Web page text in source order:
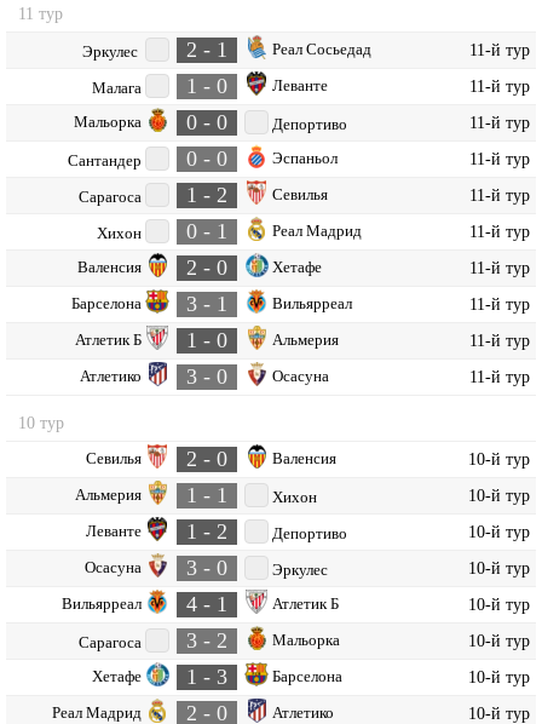
11 тур
Эркулес 2 - 1 Реал Сосьедад 11-й тур
Малага 1 - 0 Леванте 11-й тур
Мальорка 0 - 0 Депортиво 11-й тур
Сантандер 0 - 0 Эспаньол 11-й тур
Сарагоса 1 - 2 Севилья 11-й тур
Хихон 0 - 1 Реал Мадрид 11-й тур
Валенсия 2 - 0 Хетафе 11-й тур
Барселона 3 - 1 Вильярреал 11-й тур
Атлетик Б 1 - 0 Альмерия 11-й тур
Атлетико 3 - 0 Осасуна 11-й тур
10 тур
Севилья 2 - 0 Валенсия 10-й тур
Альмерия 1 - 1 Хихон 10-й тур
Леванте 1 - 2 Депортиво 10-й тур
Осасуна 3 - 0 Эркулес 10-й тур
Вильярреал 4 - 1 Атлетик Б 10-й тур
Сарагоса 3 - 2 Мальорка 10-й тур
Хетафе 1 - 3 Барселона 10-й тур
Реал Мадрид 2 - 0 Атлетико 10-й тур